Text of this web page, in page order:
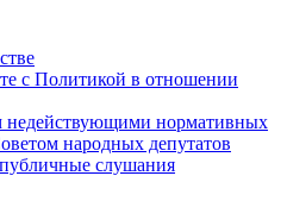
с Политикой в отношении
недействующими нормативных
народных депутатов
слушания